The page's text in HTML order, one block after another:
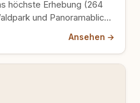
höchste Erhebung (264
und Panoramablick
Ansehen →